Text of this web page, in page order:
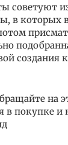
советуют
в которых
создания
на
в покупке и